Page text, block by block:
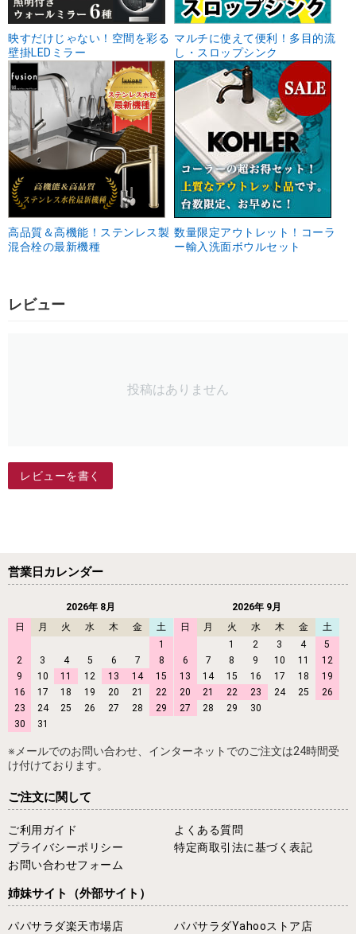
映すだけじゃない！空間を彩る
壁掛LEDミラー
マルチに使えて便利！多目的流
し・スロップシンク
高品質＆高機能！ステンレス製
混合栓の最新機種
数量限定アウトレット！コーラ
ー輸入洗面ボウルセット
レビュー
投稿はありません
レビューを書く
営業日カレンダー
2026年 8月
日
月 火 水 木 金
土
1
2
3 4 5 6 7
8
9
10 11 12 13 14
15
16
17 18 19 20 21
22
23
24 25 26 27 28
29
30
31
2026年 9月
日
月 火 水 木 金
土
1
2 3 4
5
6
7 8 9 10 11
12
13
14 15 16 17 18
19
20
21 22 23 24 25
26
27
28 29 30
※メールでのお問い合わせ、インターネットでのご注文は24時間受
け付けております。
ご注文に関して
ご利用ガイド
よくある質問
プライバシーポリシー
特定商取引法に基づく表記
お問い合わせフォーム
姉妹サイト （外部サイト）
パパサラダ楽天市場店 パパサラダYahooストア店